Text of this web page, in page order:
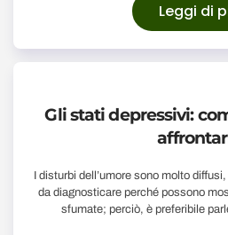
Leggi di
Gli stati depressivi:
I disturbi dell’umore sono molto
da diagnosticare perché possono
sfumate; perciò, è preferibile